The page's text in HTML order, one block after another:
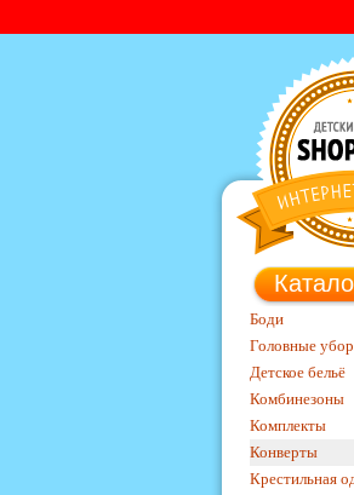
Боди
Головные
Детское бельё
Комбинезоны
Комплекты
Конверты
Крестильная